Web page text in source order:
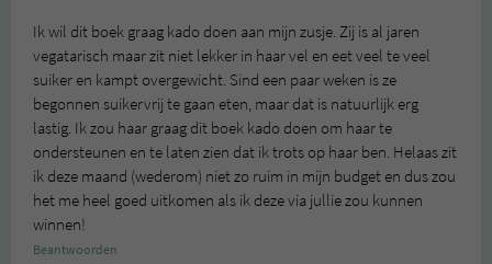
Ik wil dit boek graag kado doen aan mijn zusje. Zij is al jaren
vegatarisch maar zit niet lekker in haar vel en eet veel te veel
suiker en kampt overgewicht. Sind een paar weken is ze
begonnen suikervrij te gaan eten, maar dat is natuurlijk erg
lastig. Ik zou haar graag dit boek kado doen om haar te
ondersteunen en te laten zien dat ik trots op haar ben. Helaas zit
ik deze maand (wederom) niet zo ruim in mijn budget en dus zou
het me heel goed uitkomen als ik deze via jullie zou kunnen
winnen!
Beantwoorden